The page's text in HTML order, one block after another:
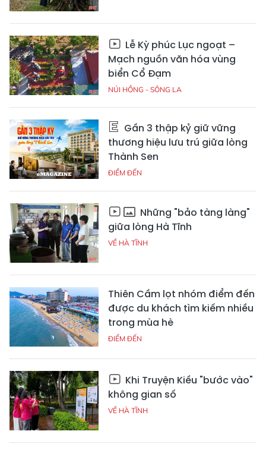
Lễ Kỳ phúc Lục ngoạt –
Mạch nguồn văn hóa vùng
biển Cổ Đạm
NÚI HỒNG - SÔNG LA
Gần 3 thập kỷ giữ vững
thương hiệu lưu trú giữa lòng
Thành Sen
ĐIỂM ĐẾN
Những "bảo tàng làng"
giữa lòng Hà Tĩnh
VỀ HÀ TĨNH
Thiên Cầm lọt nhóm điểm đến
được du khách tìm kiếm nhiều
trong mùa hè
ĐIỂM ĐẾN
Khi Truyện Kiều "bước vào"
không gian số
VỀ HÀ TĨNH